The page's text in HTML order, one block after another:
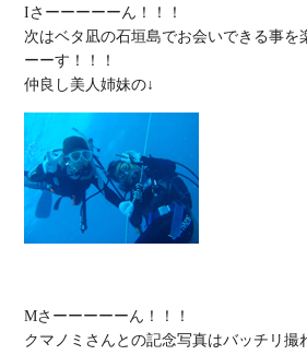
Iさーーーーーん！！！
次はベタ凪の石垣島でお会いできる事を
ーーす！！！
Mさーーーーーん！！！
クマノミさんとの記念写真はバッチリ撮